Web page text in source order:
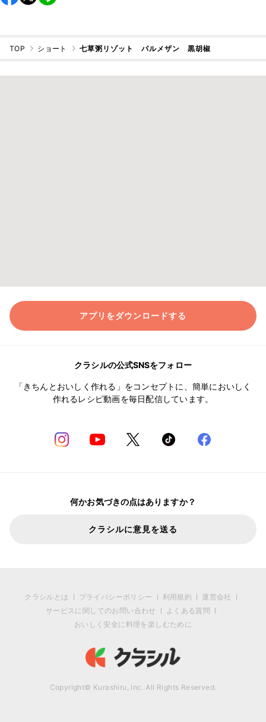
TOP ショート 七草粥リゾット パルメザン 黒胡椒
アプリをダウンロードする
クラシルの公式SNSをフォロー
「きちんとおいしく作れる」をコンセプトに、簡単においしく
作れるレシピ動画を毎日配信しています。
何かお気づきの点はありますか？
クラシルに意見を送る
クラシルとは プライバシーポリシー 利用規約
運営会社
サービスに関してのお問い合わせ
よくある質問
おいしく安全に料理を楽しむために
Copyright© Kurashiru, Inc. All Rights Reserved.